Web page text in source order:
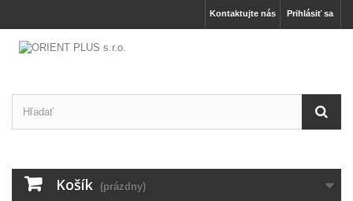
Prihlásiť sa
Kontaktujte nás
Košík (prázdny)